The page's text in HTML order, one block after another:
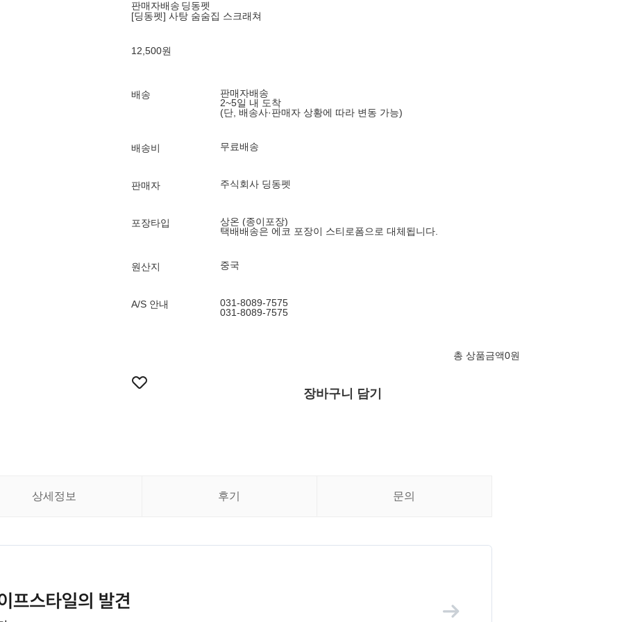
판매자배송 딩동펫
[딩동펫] 사탕 숨숨집 스크래쳐
12,500원
배송
판매자배송
2~5일 내 도착
(단, 배송사·판매자 상황에 따라 변동 가능)
배송비 무료배송
판매자 주식회사 딩동펫
포장타입
상온 (종이포장)
택배배송은 에코 포장이 스티로폼으로 대체됩니다.
원산지 중국
A/S 안내
031-8089-7575
031-8089-7575
총 상품금액0원
장바구니 담기
상세정보 후기 문의